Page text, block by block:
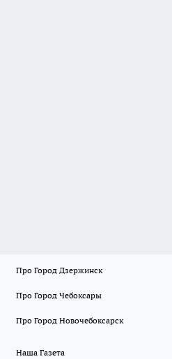
Про Город Дзержинск
Про Город Чебоксары
Про Город Новочебоксарск
Наша Газета